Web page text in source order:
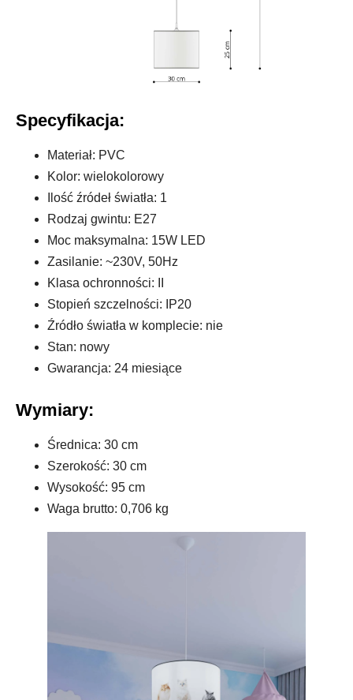
Specyfikacja:
Materiał: PVC
Kolor: wielokolorowy
Ilość źródeł światła: 1
Rodzaj gwintu: E27
Moc maksymalna: 15W LED
Zasilanie: ~230V, 50Hz
Klasa ochronności: II
Stopień szczelności: IP20
Źródło światła w komplecie: nie
Stan: nowy
Gwarancja: 24 miesiące
Wymiary:
Średnica: 30 cm
Szerokość: 30 cm
Wysokość: 95 cm
Waga brutto: 0,706 kg